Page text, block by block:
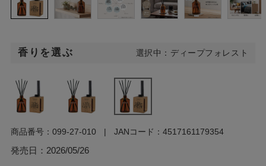
香りを選ぶ 選択中：ディープフォレスト
発売日： 2026/05/26
商品番号： 099-27-010 JANコード： 4517161179354